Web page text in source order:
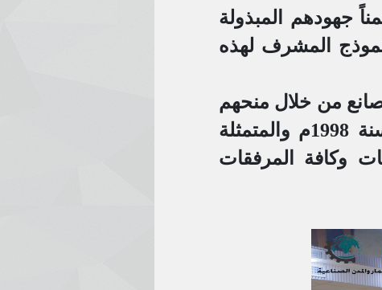
جهودهم المبذولة
المشرف لهذه
من خلال منحهم
ميزات الحوافز التي أقرها قانون تشجيع الاستثمار رقم 1 لسنة 1998م والمتمثلة
وكافة المرفقات